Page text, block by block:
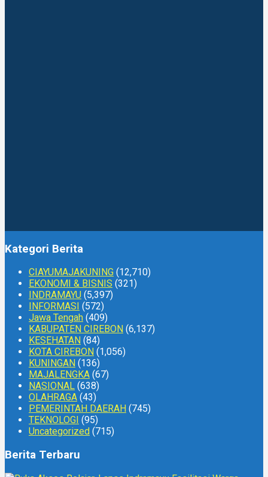
Kategori Berita
CIAYUMAJAKUNING (12,710)
EKONOMI & BISNIS (321)
INDRAMAYU (5,397)
INFORMASI (572)
Jawa Tengah (409)
KABUPATEN CIREBON (6,137)
KESEHATAN (84)
KOTA CIREBON (1,056)
KUNINGAN (136)
MAJALENGKA (67)
NASIONAL (638)
OLAHRAGA (43)
PEMERINTAH DAERAH (745)
TEKNOLOGI (95)
Uncategorized (715)
Berita Terbaru